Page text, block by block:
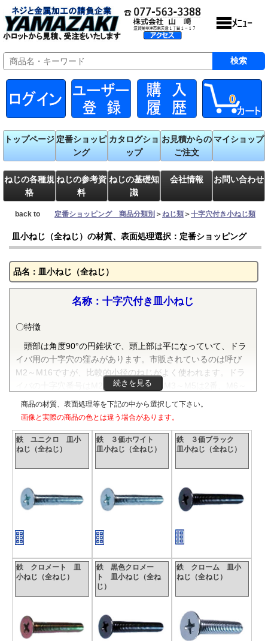
0
トップページ 定番ショッピ
ング
カタログショ
ップ
お見積からの
ご注文
マイショップ
ねじの各種規
格
ねじの参考資
料
ねじの基礎知
識
会社情報 お問い合わせ
back to 定番ショッピング 商品分類別 ＞ねじ類 ＞十字穴付き小ねじ類
皿小ねじ（全ねじ）の材質、表面処理選択：定番ショッピング
品名：皿小ねじ（全ねじ）
名称：十字穴付き皿小ねじ
〇特徴
頭部は角度90°の円錐状で、頭上部は平になっていて、ドラ
イバ用の十字穴の窪みがあります。市販されているのは呼び
M2～M16ですが、比較的小径のねじがよく使われます。ドラ
イバの十字穴番号はM2～M2.6が１番、M3～M5は2番、M6～
M8は3番、M10～M16は４番が適用されます。M2より小径の
ねじは、精密機器用十字穴付き皿小ねじ（0番皿小ねじ）とい
〇規格
鉄（SWCH等）・ステンレス（SUS304相当品）が広く流通
質のねじが市販されています。
〇表面処理
鉄はメッキを施していない生地がありますが、一般的には
メッキが施されています。メッキの種類は、ユニクロ、三価
ホワイト、三価ブラック等様々な種類の電気メッキをはじ
以外に、茶ブロンズ、黒染め他多数あります。鉄、ステンレ
スの両者で塗装品もあります。
続きを見る
商品の材質、表面処理等を下記の中から選択して下さい。
画像と実際の商品の色とは違う場合があります。
鉄 ユニクロ 皿小
ねじ（全ねじ）
鉄 ３価ホワイト
皿小ねじ（全ねじ）
鉄 ３価ブラック
皿小ねじ（全ねじ）
鉄 クロメート 皿
小ねじ（全ねじ）
鉄 黒色クロメー
ト 皿小ねじ（全ね
じ）
鉄 クローム 皿小
ねじ（全ねじ）